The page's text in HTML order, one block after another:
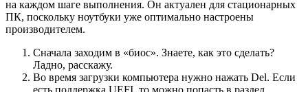
на каждом шаге выполнения. Он актуален для стационарных
ПК, поскольку ноутбуки уже оптимально настроены
производителем.
Сначала заходим в «биос». Знаете, как это сделать?
Ладно, расскажу.
Во время загрузки компьютера нужно нажать Del. Если
есть поддержка UEFI, то можно попасть в раздел